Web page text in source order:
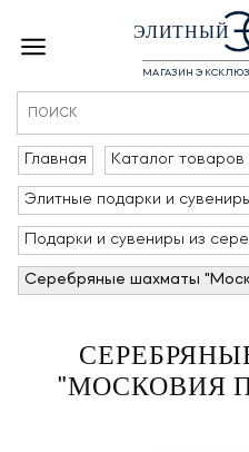
ЭЛИТНЫЙ
МАГАЗИН
Главная Каталог товаров
Элитные подарки и
Подарки и сувениры из
Серебряные шахматы
"МОСКОВИЯ